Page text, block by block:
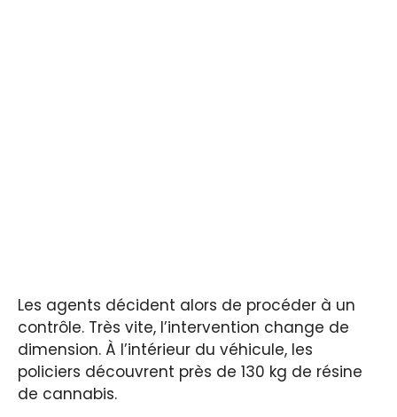
Les agents décident alors de procéder à un
contrôle. Très vite, l’intervention change de
dimension. À l’intérieur du véhicule, les
policiers découvrent près de 130 kg de résine
de cannabis.